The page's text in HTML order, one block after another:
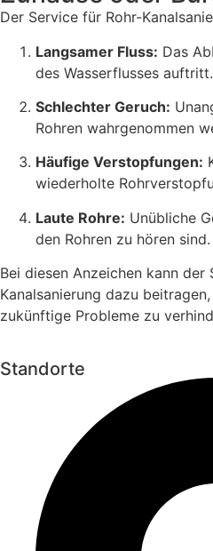
Der Service für Rohr-
Langsamer Fluss: Das
des Wasserflusses auftritt.
Schlechter Geruch:
Rohren wahrgenommen
Häufige Verstopfungen:
wiederholte
Laute Rohre: Unübliche
den Rohren zu hören sind.
Bei diesen Anzeichen kann der
Kanalsanierung dazu
zukünftige Probleme zu
Standorte